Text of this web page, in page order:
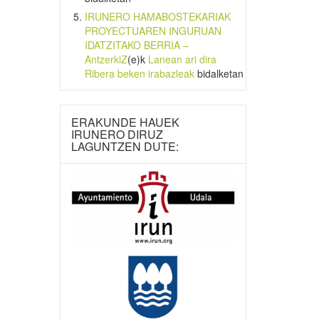
IRUNERO HAMABOSTEKARIAK
PROYECTUAREN INGURUAN
IDATZITAKO BERRIA –
AntzerkiZ(e)k Lanean ari dira
Ribera beken irabazleakbidalketan
ERAKUNDE HAUEK
IRUNERO DIRUZ
LAGUNTZEN DUTE: